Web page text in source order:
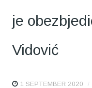
je
Vidović
1 SEPTEMBER 2020